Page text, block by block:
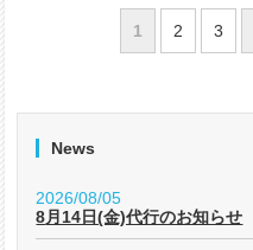
1 2 3
News
2026/08/05
8月14日(金)代行のお知らせ